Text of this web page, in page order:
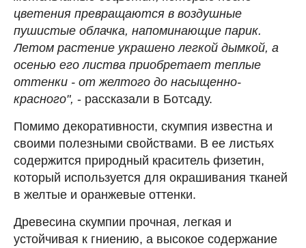
цветения превращаются в воздушные
пушистые облачка, напоминающие парик.
Летом растение украшено легкой дымкой, а
осенью его листва приобретает теплые
оттенки - от желтого до насыщенно-
красного", - рассказали в Ботсаду.
Помимо декоративности, скумпия известна и
своими полезными свойствами. В ее листьях
содержится природный краситель физетин,
который используется для окрашивания тканей
в желтые и оранжевые оттенки.
Древесина скумпии прочная, легкая и
устойчивая к гниению, а высокое содержание